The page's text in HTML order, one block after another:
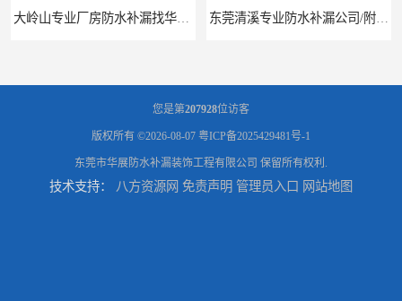
您是第207928位访客
版权所有 ©2026-08-07 粤ICP备2025429481号-1
东莞市华展防水补漏装饰工程有限公司 保留所有权利.
技术支持： 八方资源网 免责声明 管理员入口 网站地图